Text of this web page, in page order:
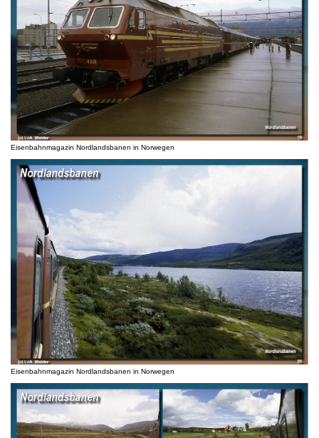
Eisenbahnmagazin Nordlandsbanen in Norwegen
Eisenbahnmagazin Nordlandsbanen in Norwegen